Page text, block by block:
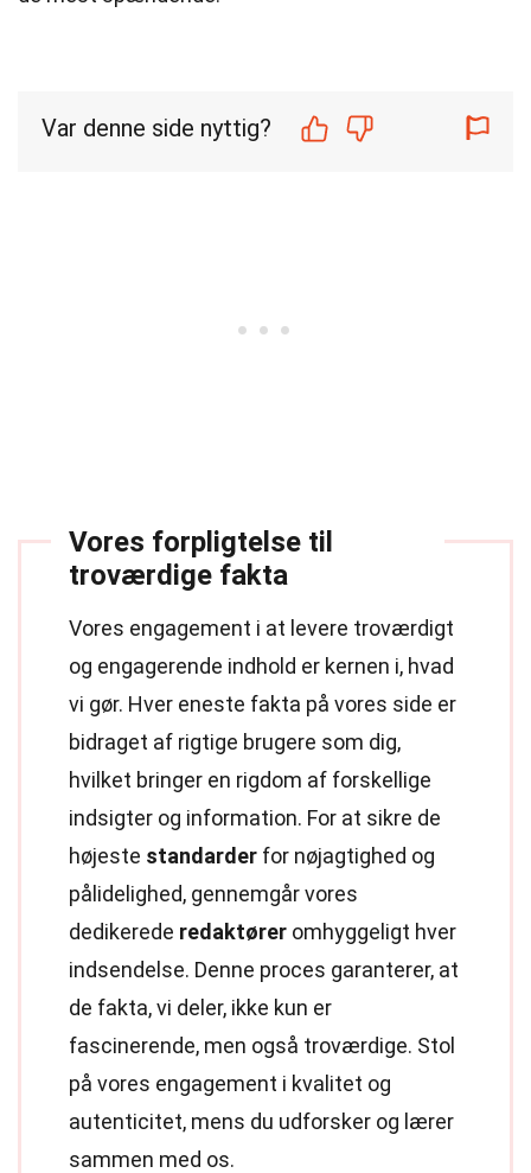
Var denne side nyttig?
Vores forpligtelse til
troværdige fakta
Vores engagement i at levere troværdigt
og engagerende indhold er kernen i, hvad
vi gør. Hver eneste fakta på vores side er
bidraget af rigtige brugere som dig,
hvilket bringer en rigdom af forskellige
indsigter og information. For at sikre de
højeste standarder for nøjagtighed og
pålidelighed, gennemgår vores
dedikerede redaktører omhyggeligt hver
indsendelse. Denne proces garanterer, at
de fakta, vi deler, ikke kun er
fascinerende, men også troværdige. Stol
på vores engagement i kvalitet og
autenticitet, mens du udforsker og lærer
sammen med os.